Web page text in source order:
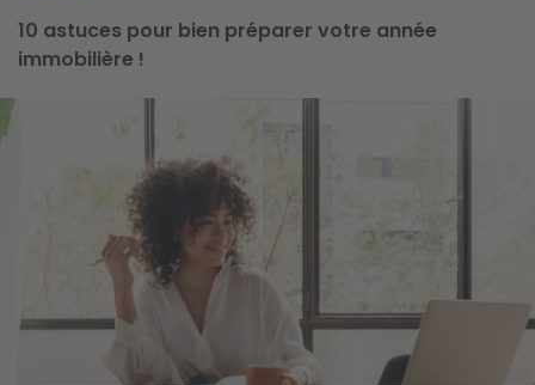
10 astuces pour bien préparer votre année
immobilière !
Image